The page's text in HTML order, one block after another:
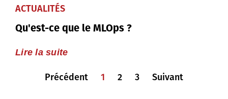
ACTUALITÉS
Qu'est-ce que le MLOps ?
Lire la suite
Précédent 1 2 3 Suivant